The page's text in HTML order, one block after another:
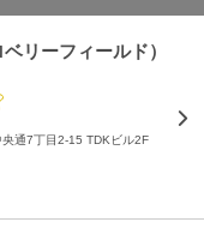
リーフィールド）
通7丁目2-15 TDKビル2F